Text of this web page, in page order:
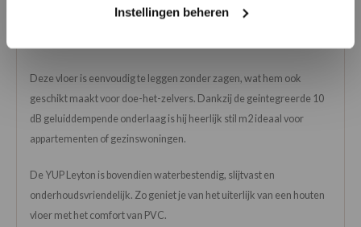
Instellingen beheren
Verkrijgbaar in 6 stijlvolle kleuren en perfect voor wie houdt van een
Deze vloer is eenvoudig te leggen zonder zagen, wat hem ook
geschikt maakt voor doe-het-zelvers. Dankzij de geintegreerde 10
dB geluiddempende onderlaag is hij heerlijk stil m2 ideaal voor
appartementen of gezinswoningen.
De YUP Leyton is bovendien waterbestendig, slijtvast en
onderhoudsvriendelijk. Zo geniet je van het uiterlijk van een houten
vloer met het comfort van PVC.